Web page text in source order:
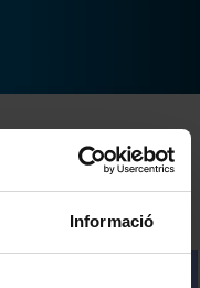
Informació